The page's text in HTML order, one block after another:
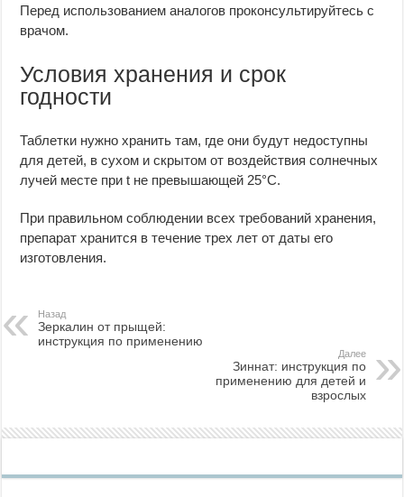
Перед использованием аналогов проконсультируйтесь с
врачом.
Условия хранения и срок
годности
Таблетки нужно хранить там, где они будут недоступны
для детей, в сухом и скрытом от воздействия солнечных
лучей месте при t не превышающей 25°C.
При правильном соблюдении всех требований хранения,
препарат хранится в течение трех лет от даты его
изготовления.
Назад
Зеркалин от прыщей:
инструкция по применению
Далее
Зиннат: инструкция по
применению для детей и
взрослых